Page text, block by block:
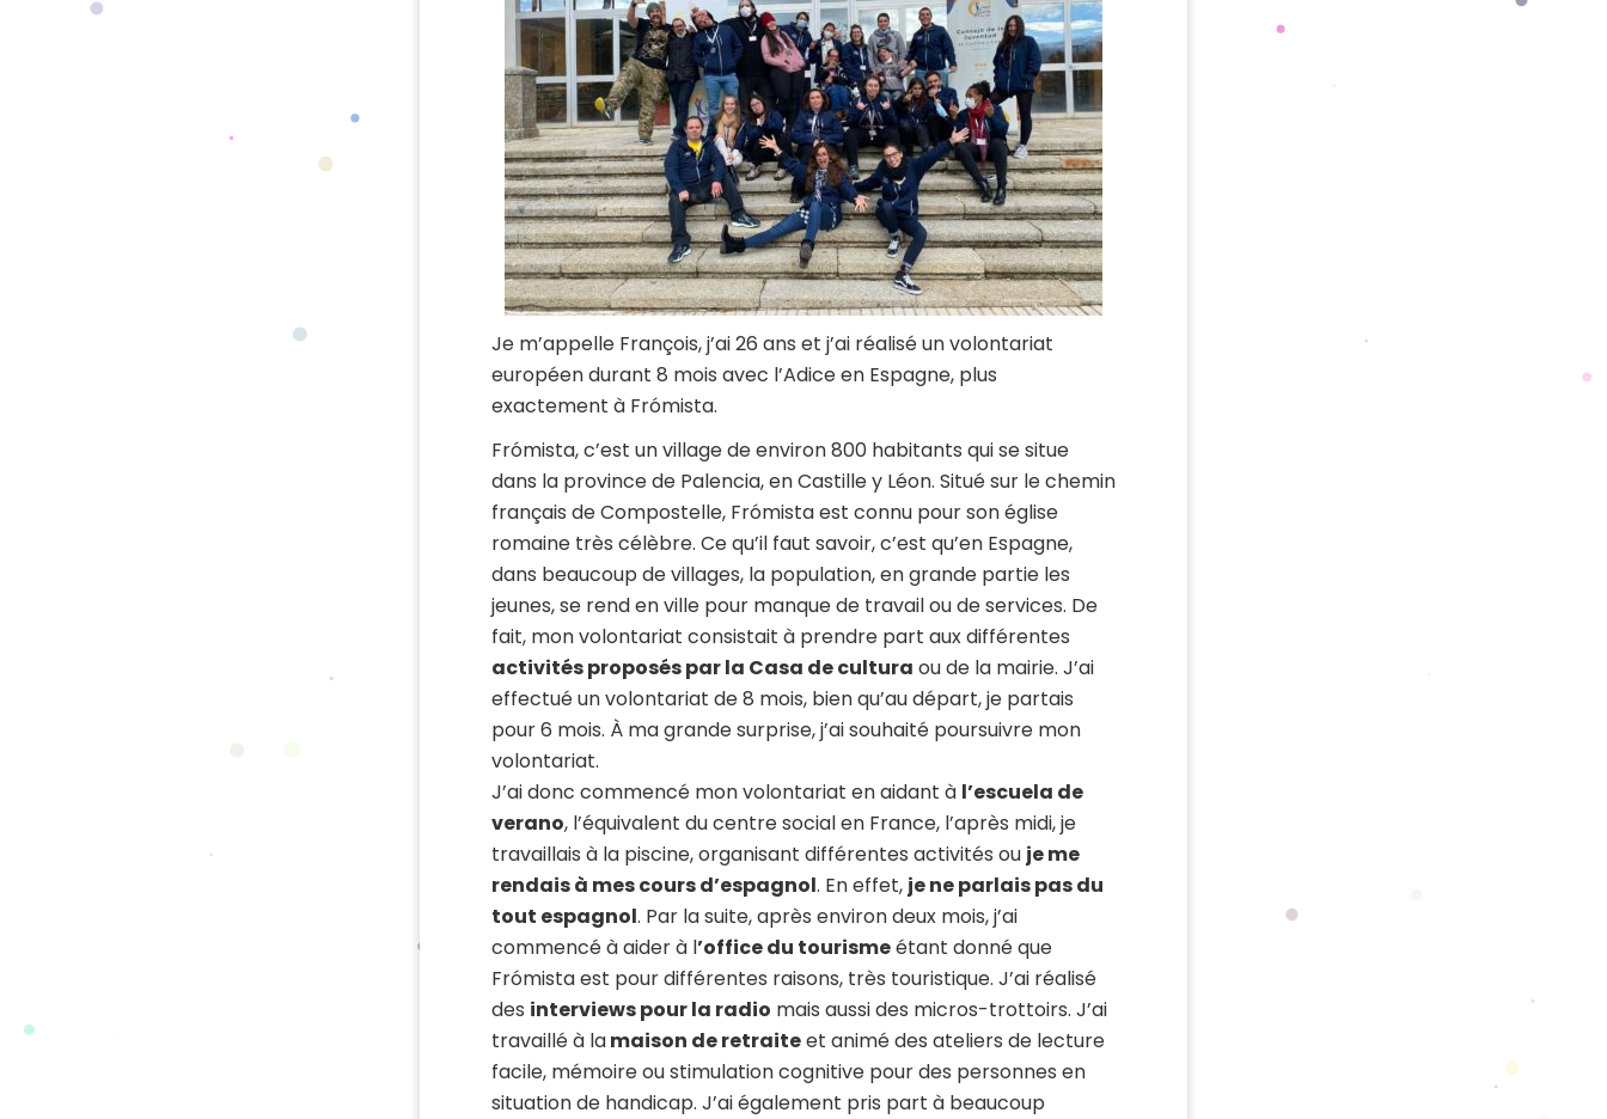
Je m’appelle François, j’ai 26 ans et j’ai réalisé un volontariat
européen durant 8 mois avec l’Adice en Espagne, plus
exactement à Frómista.
Frómista, c’est un village de environ 800 habitants qui se situe
dans la province de Palencia, en Castille y Léon. Situé sur le chemin
français de Compostelle, Frómista est connu pour son église
romaine très célèbre. Ce qu’il faut savoir, c’est qu’en Espagne,
dans beaucoup de villages, la population, en grande partie les
jeunes, se rend en ville pour manque de travail ou de services. De
fait, mon volontariat consistait à prendre part aux différentes
activités proposés par la Casa de cultura ou de la mairie. J’ai
effectué un volontariat de 8 mois, bien qu’au départ, je partais
pour 6 mois. À ma grande surprise, j’ai souhaité poursuivre mon
volontariat.
J’ai donc commencé mon volontariat en aidant à l’escuela de
verano, l’équivalent du centre social en France, l’après midi, je
travaillais à la piscine, organisant différentes activités ou je me
rendais à mes cours d’espagnol. En effet, je ne parlais pas du
tout espagnol. Par la suite, après environ deux mois, j’ai
commencé à aider à l’office du tourismeétant donné que
Frómista est pour différentes raisons, très touristique. J’ai réalisé
des interviews pour la radio mais aussi des micros-trottoirs. J’ai
travaillé à lamaison de retraiteet animé des ateliers de lecture
facile, mémoire ou stimulation cognitive pour des personnes en
situation de handicap. J’ai également pris part à beaucoup